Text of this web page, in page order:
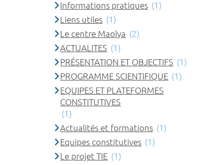
Informations pratiques (1)
Liens utiles (1)
Le centre Maolya (2)
ACTUALITES (1)
PRÉSENTATION ET OBJECTIFS (1)
PROGRAMME SCIENTIFIQUE (1)
EQUIPES ET PLATEFORMES
CONSTITUTIVES
(1)
Actualités et formations (1)
Equipes constitutives (1)
Le projet TIE (1)